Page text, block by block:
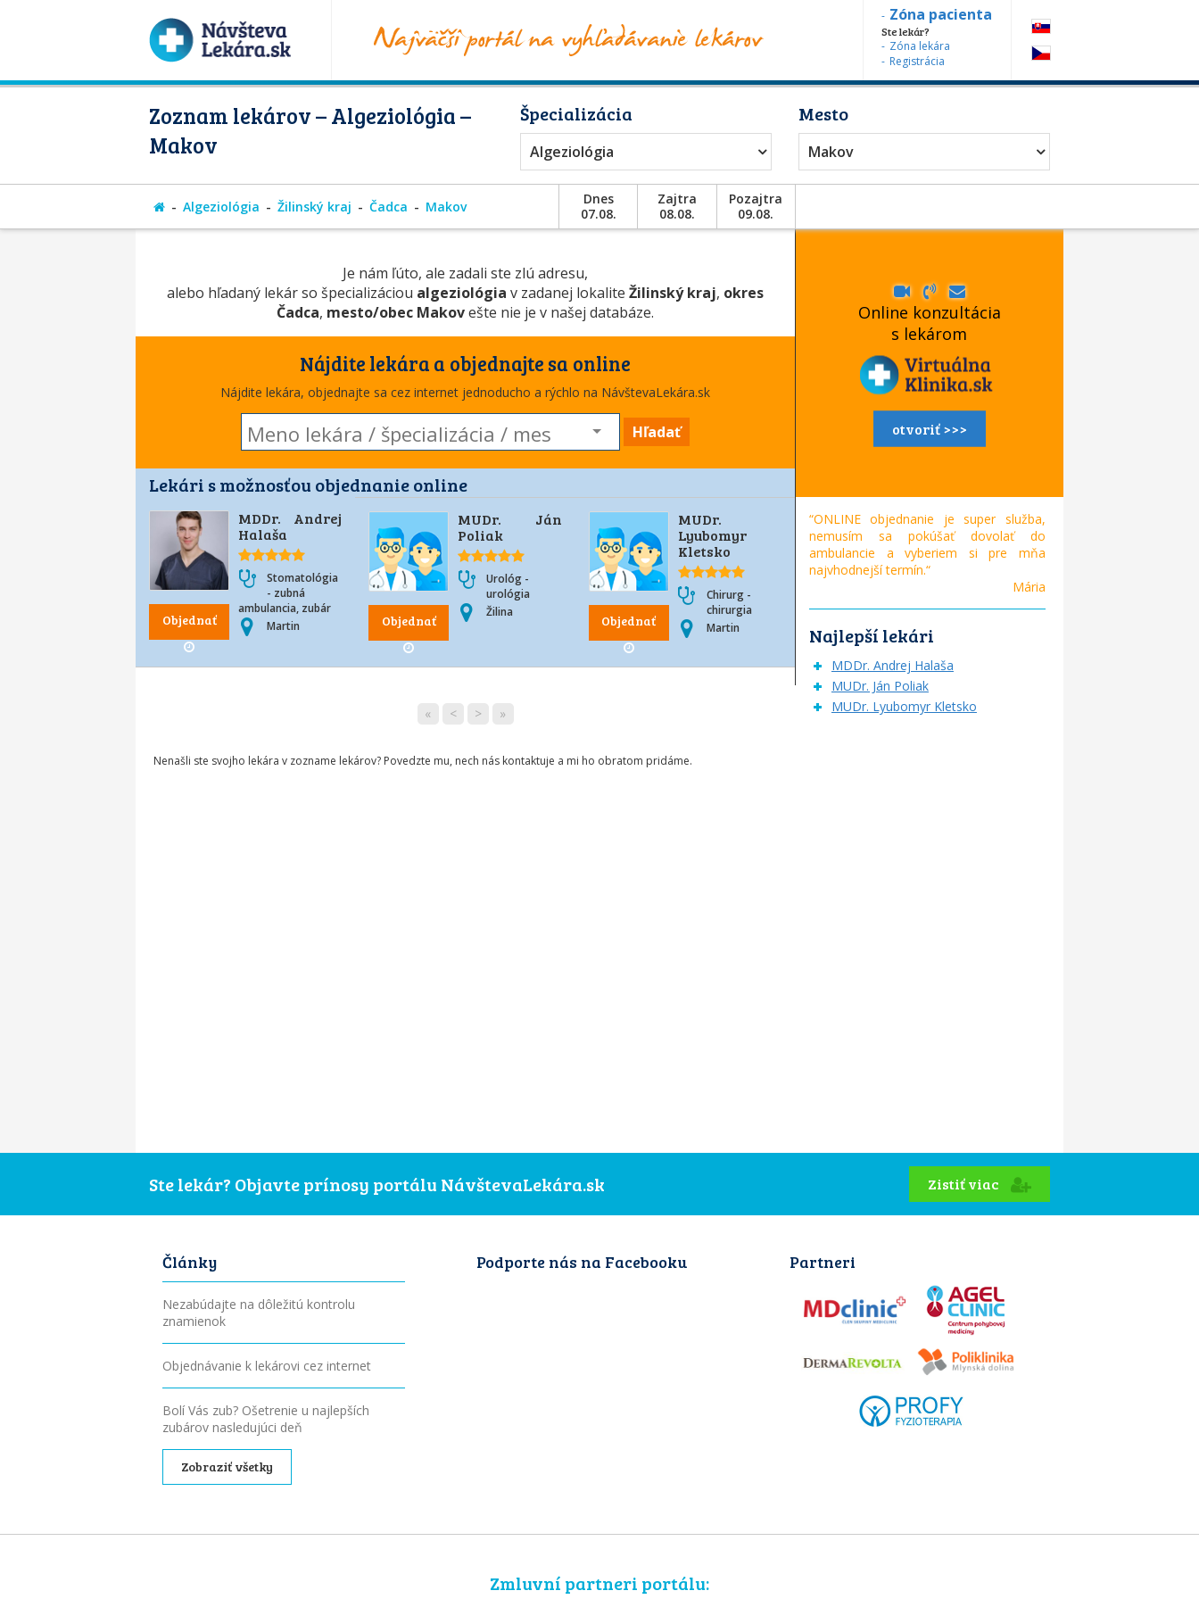
Zóna pacienta
Ste lekár?
Zóna lekára
Registrácia
Zoznam lekárov – Algeziológia –
Makov
Špecializácia
Algeziológia
Mesto
Makov
Algeziológia Žilinský kraj Čadca Makov
Dnes
07.08.
Zajtra
08.08.
Pozajtra
09.08.
Je nám ľúto, ale zadali ste zlú adresu,
alebo hľadaný lekár so špecializáciou algeziológia v zadanej lokalite Žilinský kraj, okres
Čadca, mesto/obec Makovešte nie je v našej databáze.
Nájdite lekára a objednajte sa online
Nájdite lekára, objednajte sa cez internet jednoducho a rýchlo na NávštevaLekára.sk
Hľadať
Lekári s možnosťou objednanie online
Objednať
MDDr. Andrej
Halaša
Stomatológia
- zubná
ambulancia, zubár
Martin
Objednať
MUDr. Ján
Poliak
Urológ -
urológia
Žilina
Objednať
MUDr.
Lyubomyr
Kletsko
Chirurg -
chirurgia
Martin
« < > »
Nenašli ste svojho lekára v zozname lekárov? Povedzte mu, nech nás kontaktuje a mi ho obratom pridáme.
Online konzultácia
s lekárom
otvoriť >>>
“ONLINE objednanie je super služba,
nemusím sa pokúšať dovolať do
ambulancie a vyberiem si pre mňa
najvhodnejší termín.“
Mária
Najlepší lekári
MDDr. Andrej Halaša
MUDr. Ján Poliak
MUDr. Lyubomyr Kletsko
Ste lekár? Objavte prínosy portálu NávštevaLekára.sk Zistiť viac
Články
Nezabúdajte na dôležitú kontrolu
znamienok
Objednávanie k lekárovi cez internet
Bolí Vás zub? Ošetrenie u najlepších
zubárov nasledujúci deň
Zobraziť všetky
Podporte nás na Facebooku Partneri
Zmluvní partneri portálu: